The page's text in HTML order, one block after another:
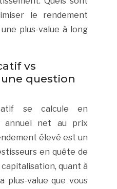
le rendement
plus-value à long
vs
question
se calcule en
annuel net au prix
élevé est un
en quête de
quant à
plus-value que vous